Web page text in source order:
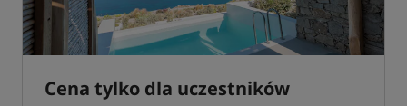
Cena tylko dla uczestników